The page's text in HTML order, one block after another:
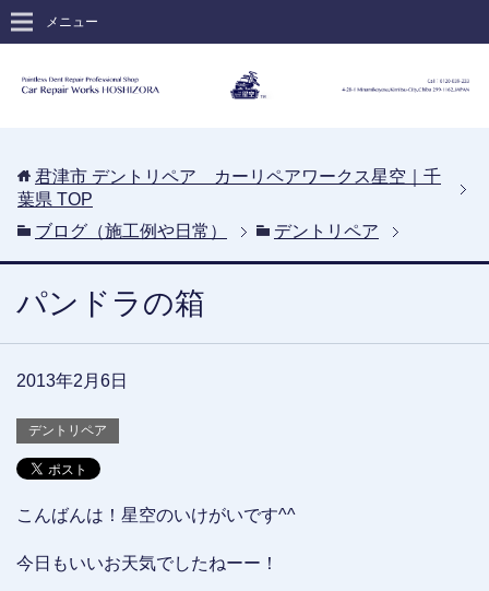
メニュー
君津市 デントリペア カーリペアワークス星空｜千
葉県 TOP
ブログ（施工例や日常）
デントリペア
パンドラの箱
2013年2月6日
デントリペア
こんばんは！星空のいけがいです^^
今日もいいお天気でしたねーー！